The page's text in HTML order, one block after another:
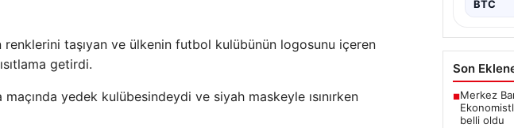
renklerini taşıyan ve ülkenin futbol kulübünün logosunu içeren
getirdi.
yedek kulübesindeydi ve siyah maskeyle ısınırken
BTC
Son
■Merkez
belli oldu